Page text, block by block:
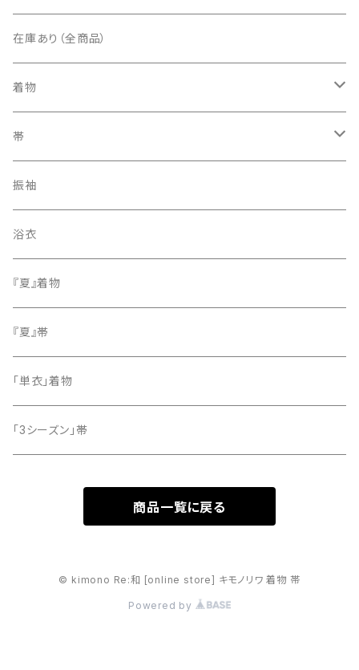
在庫あり（全商品）
着物
訪問着・付下げ
紬
色無地
小紋
留袖
帯
袋帯
名古屋帯
振袖
浴衣
『夏』着物
『夏』帯
「単衣」着物
「3シーズン」帯
商品一覧に戻る
© kimono Re:和 [online store] キモノリワ 着物 帯
Powered by